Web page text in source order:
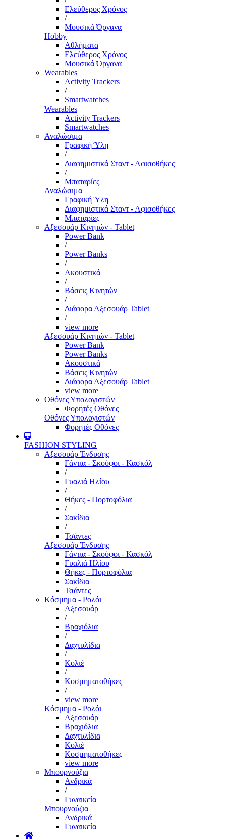
Ελεύθερος Χρόνος
/
Μουσικά Όργανα
Hobby
Αθλήματα
Ελεύθερος Χρόνος
Μουσικά Όργανα
Wearables
Activity Trackers
/
Smartwatches
Wearables
Activity Trackers
Smartwatches
Αναλώσιμα
Γραφική Ύλη
/
Διαφημιστικά Σταντ - Αφισοθήκες
/
Μπαταρίες
Αναλώσιμα
Γραφική Ύλη
Διαφημιστικά Σταντ - Αφισοθήκες
Μπαταρίες
Αξεσουάρ Κινητών - Tablet
Power Bank
/
Power Banks
/
Ακουστικά
/
Βάσεις Κινητών
/
Διάφορα Αξεσουάρ Tablet
/
view more
Αξεσουάρ Κινητών - Tablet
Power Bank
Power Banks
Ακουστικά
Βάσεις Κινητών
Διάφορα Αξεσουάρ Tablet
view more
Οθόνες Υπολογιστών
Φορητές Οθόνες
Οθόνες Υπολογιστών
Φορητές Οθόνες
FASHION STYLING
Αξεσουάρ Ένδυσης
Γάντια - Σκούφοι - Κασκόλ
/
Γυαλιά Ηλίου
/
Θήκες - Πορτοφόλια
/
Σακίδια
/
Τσάντες
Αξεσουάρ Ένδυσης
Γάντια - Σκούφοι - Κασκόλ
Γυαλιά Ηλίου
Θήκες - Πορτοφόλια
Σακίδια
Τσάντες
Κόσμημα - Ρολόι
Αξεσουάρ
/
Βραχιόλια
/
Δαχτυλίδια
/
Κολιέ
/
Κοσμηματοθήκες
/
view more
Κόσμημα - Ρολόι
Αξεσουάρ
Βραχιόλια
Δαχτυλίδια
Κολιέ
Κοσμηματοθήκες
view more
Μπουρνούζια
Ανδρικά
/
Γυναικεία
Μπουρνούζια
Ανδρικά
Γυναικεία